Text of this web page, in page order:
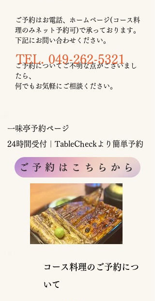
ご予約はお電話、ホームページ(コース料
理のみネット予約可)で承っております。
下記にお問い合わせください。
​ご予約についてご不明な点がございまし
たら、
何でもお気軽にご相談ください。
TEL. 049-262-5321
​一味亭予約ページ
24時間受付｜TableCheckより簡単予約
ご予約はこちらから
コース料理のご予約につ
いて